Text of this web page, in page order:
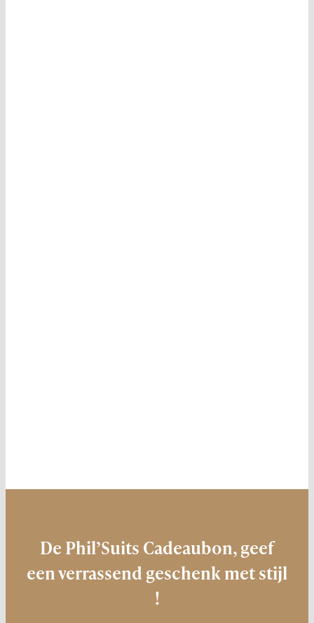
De Phil’Suits Cadeaubon, geef
een verrassend geschenk met stijl
!